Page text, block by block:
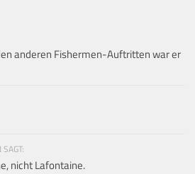
anderen Fishermen-Auftritten war er
nicht Lafontaine.